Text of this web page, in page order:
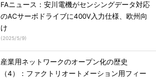
FAニュース：安川電機がセンシングデータ対応
のACサーボドライブに400V入力仕様、欧州向
け
(2025/5/9)
産業用ネットワークのオープン化の歴史
（4）：ファクトリオートメーション用フィー